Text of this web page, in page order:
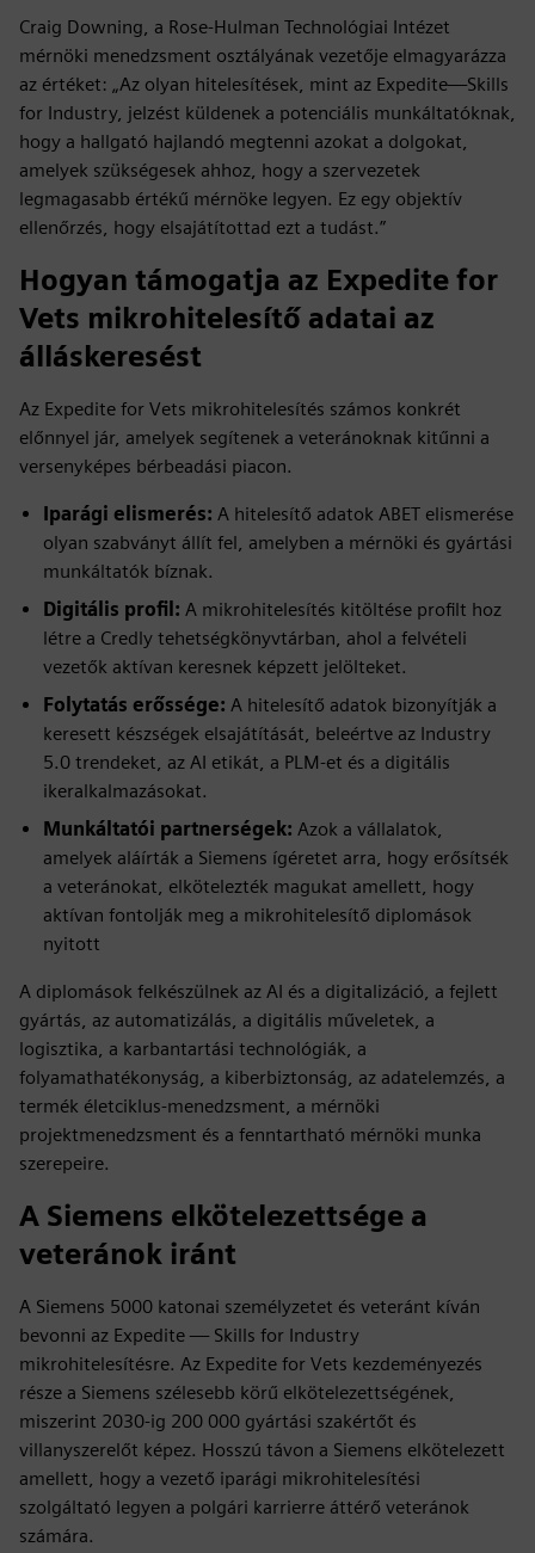
Craig Downing, a Rose-Hulman Technológiai Intézet
mérnöki menedzsment osztályának vezetője elmagyarázza
az értéket: „Az olyan hitelesítések, mint az Expedite—Skills
for Industry, jelzést küldenek a potenciális munkáltatóknak,
hogy a hallgató hajlandó megtenni azokat a dolgokat,
amelyek szükségesek ahhoz, hogy a szervezetek
legmagasabb értékű mérnöke legyen. Ez egy objektív
ellenőrzés, hogy elsajátítottad ezt a tudást.”
Hogyan támogatja az Expedite for
Vets mikrohitelesítő adatai az
álláskeresést
Az Expedite for Vets mikrohitelesítés számos konkrét
előnnyel jár, amelyek segítenek a veteránoknak kitűnni a
versenyképes bérbeadási piacon.
Iparági elismerés: A hitelesítő adatok ABET elismerése
olyan szabványt állít fel, amelyben a mérnöki és gyártási
munkáltatók bíznak.
Digitális profil: A mikrohitelesítés kitöltése profilt hoz
létre a Credly tehetségkönyvtárban, ahol a felvételi
vezetők aktívan keresnek képzett jelölteket.
Folytatás erőssége: A hitelesítő adatok bizonyítják a
keresett készségek elsajátítását, beleértve az Industry
5.0 trendeket, az AI etikát, a PLM-et és a digitális
ikeralkalmazásokat.
Munkáltatói partnerségek: Azok a vállalatok,
amelyek aláírták a Siemens ígéretet arra, hogy erősítsék
a veteránokat, elkötelezték magukat amellett, hogy
aktívan fontolják meg a mikrohitelesítő diplomások
nyitott
A diplomások felkészülnek az AI és a digitalizáció, a fejlett
gyártás, az automatizálás, a digitális műveletek, a
logisztika, a karbantartási technológiák, a
folyamathatékonyság, a kiberbiztonság, az adatelemzés, a
termék életciklus-menedzsment, a mérnöki
projektmenedzsment és a fenntartható mérnöki munka
szerepeire.
A Siemens elkötelezettsége a
veteránok iránt
A Siemens 5000 katonai személyzetet és veteránt kíván
bevonni az Expedite — Skills for Industry
mikrohitelesítésre. Az Expedite for Vets kezdeményezés
része a Siemens szélesebb körű elkötelezettségének,
miszerint 2030-ig 200 000 gyártási szakértőt és
villanyszerelőt képez. Hosszú távon a Siemens elkötelezett
amellett, hogy a vezető iparági mikrohitelesítési
szolgáltató legyen a polgári karrierre áttérő veteránok
számára.